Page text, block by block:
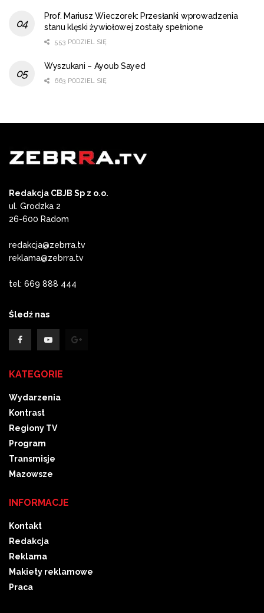
Prof. Mariusz Wieczorek: Przesłanki wprowadzenia
stanu klęski żywiołowej zostały spełnione
553 PODZIEL SIĘ
Wyszukani – Ayoub Sayed
663 PODZIEL SIĘ
Redakcja CBJB Sp z o.o.
ul. Grodzka 2
26-600 Radom
redakcja@zebrra.tv
reklama@zebrra.tv
tel: 669 888 444
Śledź nas
KATEGORIE
Wydarzenia
Kontrast
Regiony TV
Program
Transmisje
Mazowsze
INFORMACJE
Kontakt
Redakcja
Reklama
Makiety reklamowe
Praca